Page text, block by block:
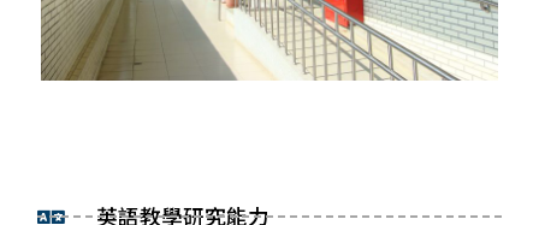
英語教學研究能力